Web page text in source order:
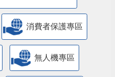
消費者保護專區
無人機專區